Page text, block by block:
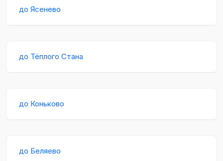
до Ясенево
до Тёплого Стана
до Коньково
до Беляево